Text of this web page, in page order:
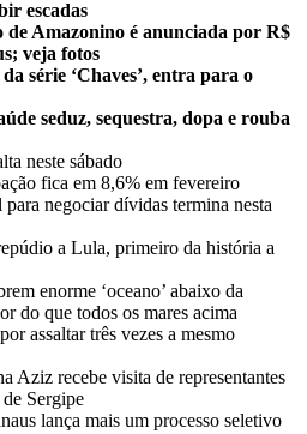
escadas
de Amazonino é anunciada por R$
veja fotos
série ‘Chaves’, entra para o
seduz, sequestra, dopa e rouba
neste sábado
fica em 8,6% em fevereiro
negociar dívidas termina nesta
a Lula, primeiro da história a
enorme ‘oceano’ abaixo da
do que todos os mares acima
assaltar três vezes a mesmo
Aziz recebe visita de representantes
Sergipe
lança mais um processo seletivo